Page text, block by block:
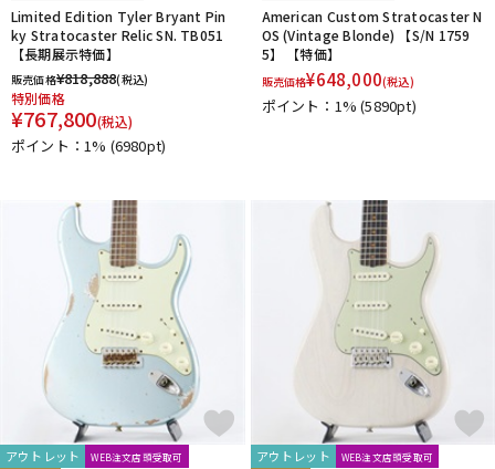
Limited Edition Tyler Bryant Pin
ky Stratocaster Relic SN. TB051
【長期展示特価】
販売価格¥818,888(税込)
特別価格
¥767,800(税込)
ポイント：1% (6980pt)
American Custom Stratocaster N
OS (Vintage Blonde) 【S/N 1759
5】 【特価】
販売価格¥648,000(税込)
ポイント：1%(5890pt)
アウトレット WEB注文店頭受取可 アウトレット WEB注文店頭受取可